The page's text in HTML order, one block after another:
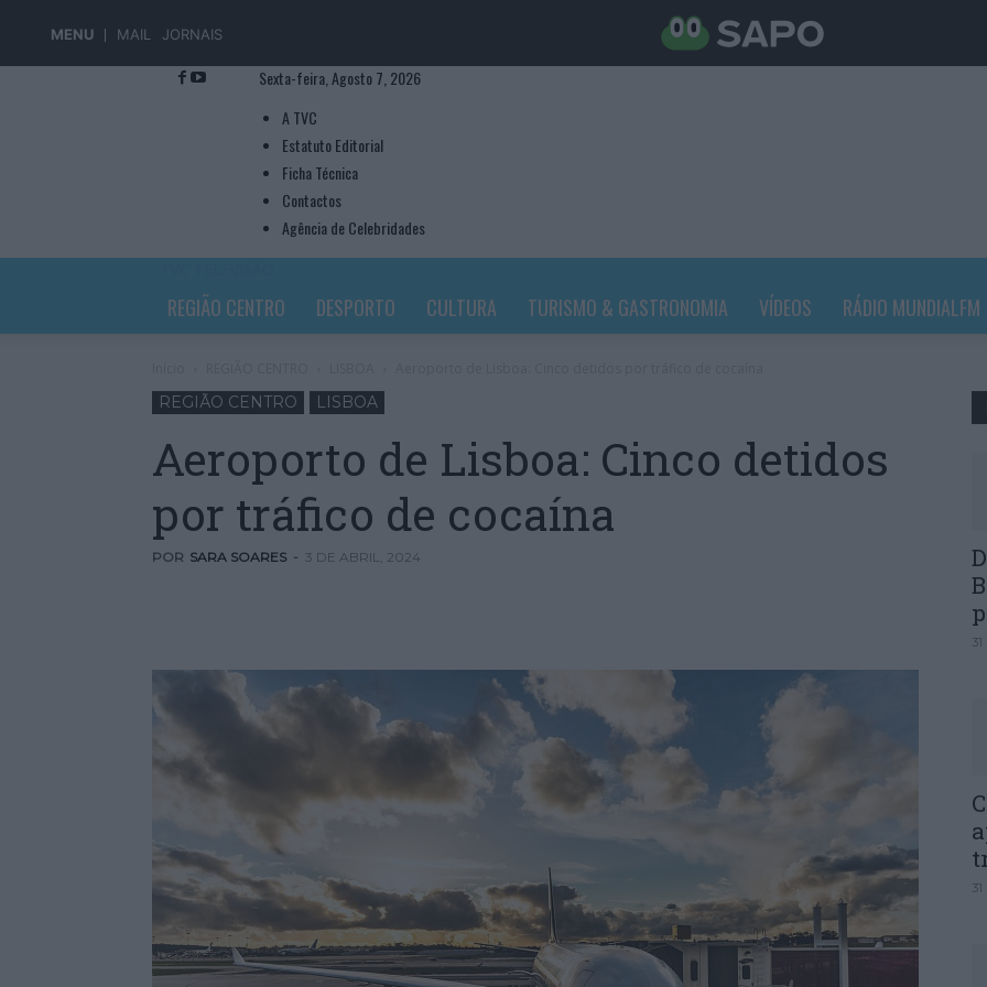
MENU MAIL JORNAIS
Sexta-feira, Agosto 7, 2026
A TVC
Estatuto Editorial
Ficha Técnica
Contactos
Agência de Celebridades
REGIÃO CENTRO DESPORTO CULTURA TURISMO & GASTRONOMIA VÍDEOS RÁDIO MUNDIALFM
REGIÃO CENTRO LISBOA
Aeroporto de Lisboa: Cinco detidos
por tráfico de cocaína
POR SARA SOARES - 3 DE ABRIL, 2024